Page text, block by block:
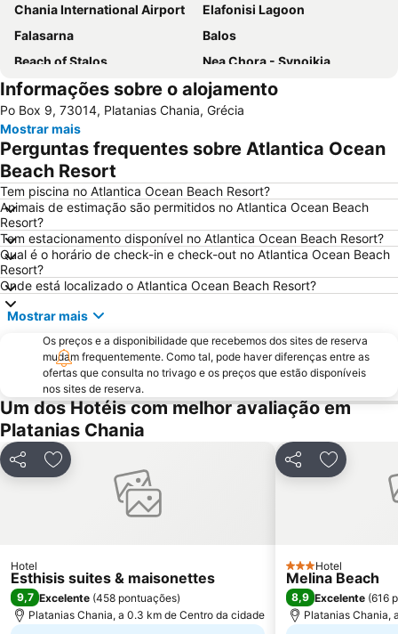
Chania International Airport
Elafonisi Lagoon
Falasarna
Balos
Beach of Stalos
Nea Chora - Synoikia
Kolymbari
Lissos
Beach of Maleme
Halepa
Elafonisos
Kavros
Dikastiria
Kissamos Port
Almyrida
Georgioupolis
Lake Kournas
Giaourtoplimmira
Agii Apostoli
Topolia Gorge
Vamos Traditional Village
Informações sobre o alojamento
Po Box 9, 73014, Platanias Chania, Grécia
Mostrar mais
Perguntas frequentes sobre Atlantica Ocean
Beach Resort
Tem piscina no Atlantica Ocean Beach Resort?
Animais de estimação são permitidos no Atlantica Ocean Beach
Resort?
Tem estacionamento disponível no Atlantica Ocean Beach Resort?
Qual é o horário de check-in e check-out no Atlantica Ocean Beach
Resort?
Onde está localizado o Atlantica Ocean Beach Resort?
Mostrar mais
Os preços e a disponibilidade que recebemos dos sites de reserva
mudam frequentemente. Como tal, pode haver diferenças entre as
ofertas que consulta no trivago e os preços que estão disponíveis
nos sites de reserva.
Um dos Hotéis com melhor avaliação em
Platanias Chania
PartilharAdicionar aos favoritos
Hotel
Esthisis suites & maisonettes
9,7 Excelente (458 pontuações)
Platanias Chania, a 0.3 km de Centro da cidade
PartilharAdicionar
3 Estrelas
Hotel
Melina Beach
8,9 Excelente (616
Platanias Chania,